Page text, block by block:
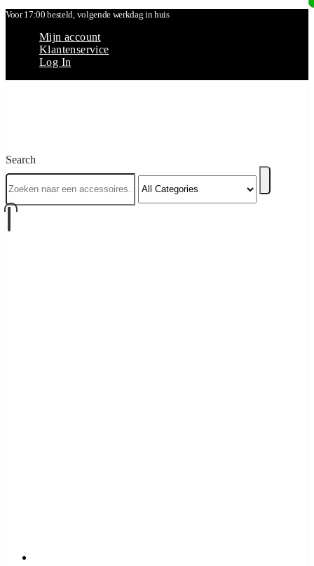
Voor 17:00 besteld, volgende werkdag in huis
Mijn account
Klantenservice
Log In